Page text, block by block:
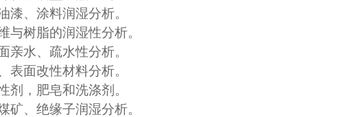
漆、涂料润湿分析。
与树脂的润湿性分析。
亲水、疏水性分析。
表面改性材料分析。
剂，肥皂和洗涤剂。
矿、绝缘子润湿分析。